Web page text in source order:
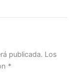
publicada. Los
*